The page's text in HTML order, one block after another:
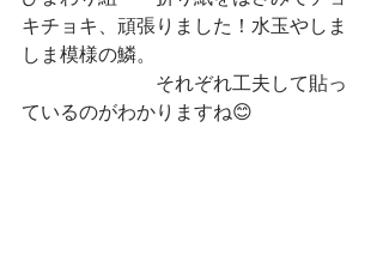
キチョキ、頑張りました！水玉やしま
しま模様の鱗。
それぞれ工夫して貼っ
ているのがわかりますね😊